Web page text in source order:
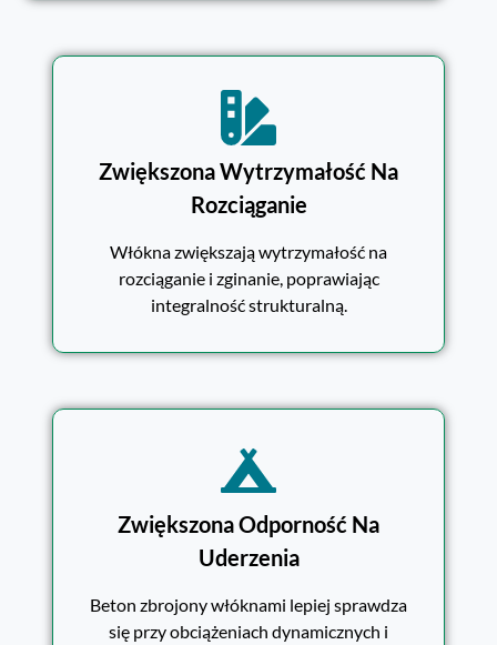
Zwiększona Wytrzymałość Na
Rozciąganie
Włókna zwiększają wytrzymałość na
rozciąganie i zginanie, poprawiając
integralność strukturalną.
Zwiększona Odporność Na
Uderzenia
Beton zbrojony włóknami lepiej sprawdza
się przy obciążeniach dynamicznych i